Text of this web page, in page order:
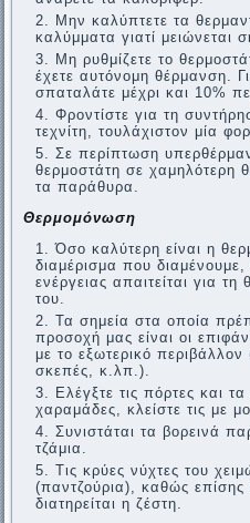
Μην καλύπτετε τα
καλύμματα γιατί μειώνεται
Μη ρυθμίζετε το
έχετε αυτόνομη θέρμανση.
σπαταλάτε μέχρι και 10%
Φροντίστε για τη
τεχνίτη, τουλάχιστον μία
Σε περίπτωση
θερμοστάτη σε χαμηλότερη
τα παράθυρα.
Θερμομόνωση
Όσο καλύτερη είναι η
διαμέρισμα που
ενέργειας απαιτείται για
του.
Τα σημεία στα οποία
προσοχή μας είναι οι
με το εξωτερικό
σκεπές, κ.λπ.).
Ελέγξτε τις πόρτες και
χαραμάδες, κλείστε τις με
Συνιστάται τα βορεινά
τζάμια.
Τις κρύες νύχτες του
(παντζούρια), καθώς επίσης
διατηρείται η ζέστη.